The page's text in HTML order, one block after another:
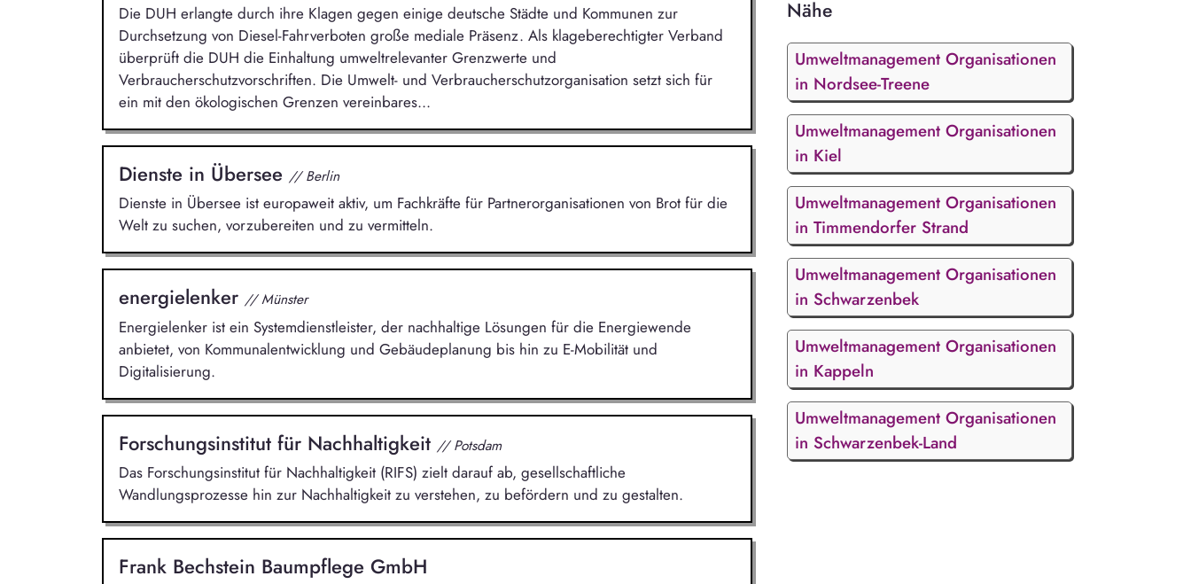
Die DUH erlangte durch ihre Klagen gegen einige deutsche Städte und Kommunen zur
Durchsetzung von Diesel-Fahrverboten große mediale Präsenz. Als klageberechtigter Verband
überprüft die DUH die Einhaltung umweltrelevanter Grenzwerte und
Verbraucherschutzvorschriften. Die Umwelt- und Verbraucherschutzorganisation setzt sich für
ein mit den ökologischen Grenzen vereinbares...
Dienste in Übersee // Berlin
Dienste in Übersee ist europaweit aktiv, um Fachkräfte für Partnerorganisationen von Brot für die
Welt zu suchen, vorzubereiten und zu vermitteln.
energielenker // Münster
Energielenker ist ein Systemdienstleister, der nachhaltige Lösungen für die Energiewende
anbietet, von Kommunalentwicklung und Gebäudeplanung bis hin zu E-Mobilität und
Digitalisierung.
Forschungsinstitut für Nachhaltigkeit // Potsdam
Das Forschungsinstitut für Nachhaltigkeit (RIFS) zielt darauf ab, gesellschaftliche
Wandlungsprozesse hin zur Nachhaltigkeit zu verstehen, zu befördern und zu gestalten.
Frank Bechstein Baumpflege GmbH
Nähe
Umweltmanagement Organisationen
in Nordsee-Treene
Umweltmanagement Organisationen
in Kiel
Umweltmanagement Organisationen
in Timmendorfer Strand
Umweltmanagement Organisationen
in Schwarzenbek
Umweltmanagement Organisationen
in Kappeln
Umweltmanagement Organisationen
in Schwarzenbek-Land